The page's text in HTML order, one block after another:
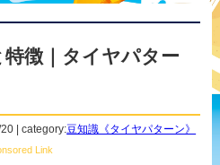
徴｜タイヤパター
| category:豆知識《タイヤパターン》
Link